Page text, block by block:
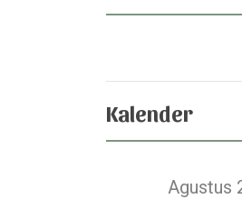
Kalender
Agustus